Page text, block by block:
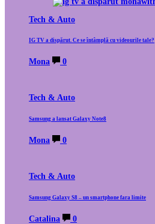
Tech & Auto
IG TV a dispărut. Ce se întâmplă cu videourile tale?
Mona 0
Tech & Auto
Samsung a lansat Galaxy Note8
Mona 0
Tech & Auto
Samsung Galaxy S8 – un smartphone fara limite
Catalina 0